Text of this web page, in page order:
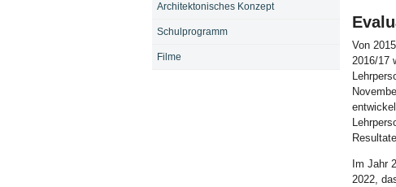
Von
2016/17
Im Jahr
2022,
Architektonisches Konzept
Schulprogramm
Filme